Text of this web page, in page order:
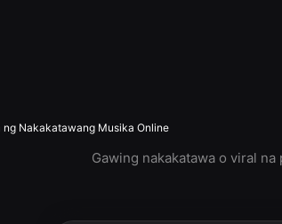
ng Nakakatawang Musika Online
Gawing nakakatawa o viral